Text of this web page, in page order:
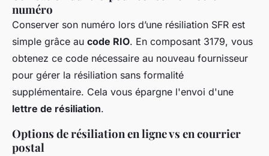
numéro
Conserver son numéro lors d’une résiliation SFR est
simple grâce au code RIO. En composant 3179, vous
obtenez ce code nécessaire au nouveau fournisseur
pour gérer la résiliation sans formalité
supplémentaire. Cela vous épargne l'envoi d'une
lettre de résiliation.
Options de résiliation en ligne vs en courrier
postal